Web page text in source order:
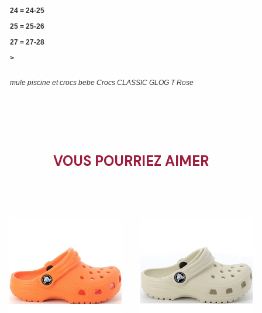
24 = 24-25
25 = 25-26
27 = 27-28
>
mule piscine et crocs bebe Crocs CLASSIC GLOG T Rose
VOUS POURRIEZ AIMER